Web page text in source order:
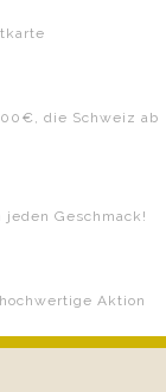
die Schweiz ab
Geschmack!
Aktion